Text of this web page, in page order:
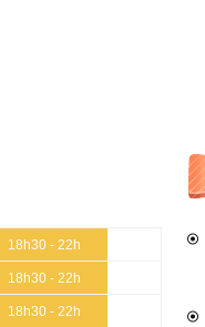
18h30 - 22h
18h30 - 22h
18h30 - 22h